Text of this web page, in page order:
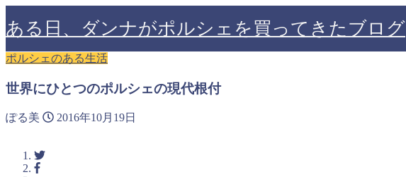
ある日、ダンナがポルシェを買ってきたブログ
ポルシェのある生活
世界にひとつのポルシェの現代根付
ぽる美 2016年10月19日